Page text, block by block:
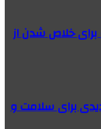
برای خلاص شدن از
برای سلامت و